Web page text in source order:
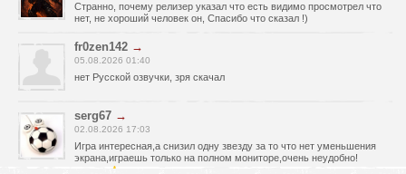
Странно, почему релизер указал что есть видимо просмотрел что
нет, не хороший человек он, Спасибо что сказал !)
fr0zen142 →
05.08.2026 01:40
нет Русской озвучки, зря скачал
serg67 →
02.08.2026 17:03
Игра интересная,а снизил одну звезду за то что нет уменьшения
экрана,играешь только на полном мониторе,очень неудобно!